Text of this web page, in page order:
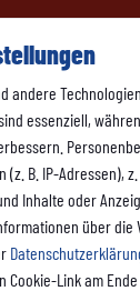
andere
essenziell,
B. IP-Adressen),
Inhalte oder
über die
Link am